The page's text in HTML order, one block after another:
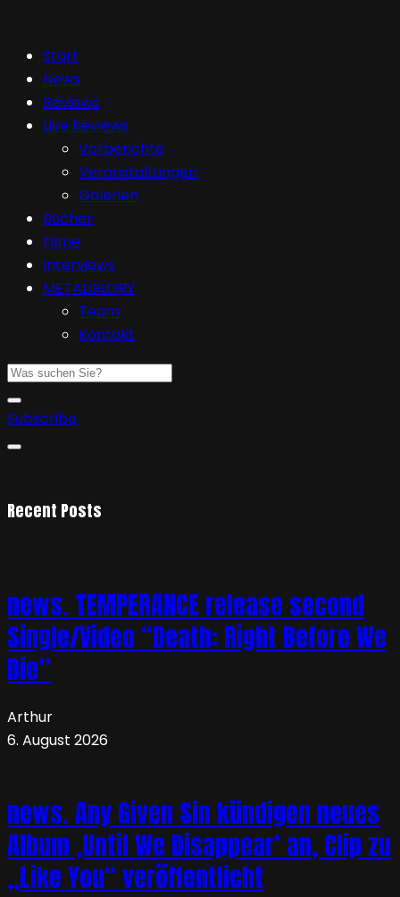
Start
News
Reviews
Live Reviews
Vorberichte
Veranstaltungen
Galerien
Bücher
Filme
Interviews
METALGLORY
Team
Kontakt
Subscribe
Recent Posts
news. TEMPERANCE release second
Single/Video “Death: Right Before We
Die”
Arthur
6. August 2026
news. Any Given Sin kündigen neues
Album ‚Until We Disappear‘ an, Clip zu
„Like You“ veröffentlicht